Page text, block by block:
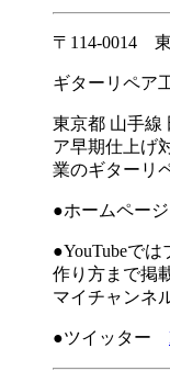
〒114-0014
ギターリペア
東京都 山手線
ア早期仕上げ
業のギターリ
●ホームペー
●YouTubeで
作り方まで掲
マイチャンネ
●ツイッター